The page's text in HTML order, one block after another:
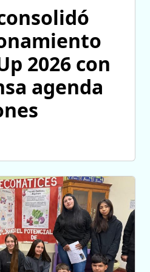
2026 con
agenda